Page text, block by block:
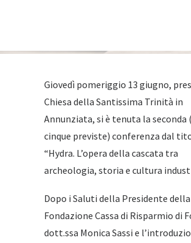
Giovedì pomeriggio 13 giugno,
Chiesa della Santissima Trinità in
Annunziata, si è tenuta la seconda
cinque previste) conferenza dal
“Hydra. L’opera della cascata tra
archeologia, storia e cultura
Dopo i Saluti della Presidente della
Fondazione Cassa di Risparmio di
dott.ssa Monica Sassi e